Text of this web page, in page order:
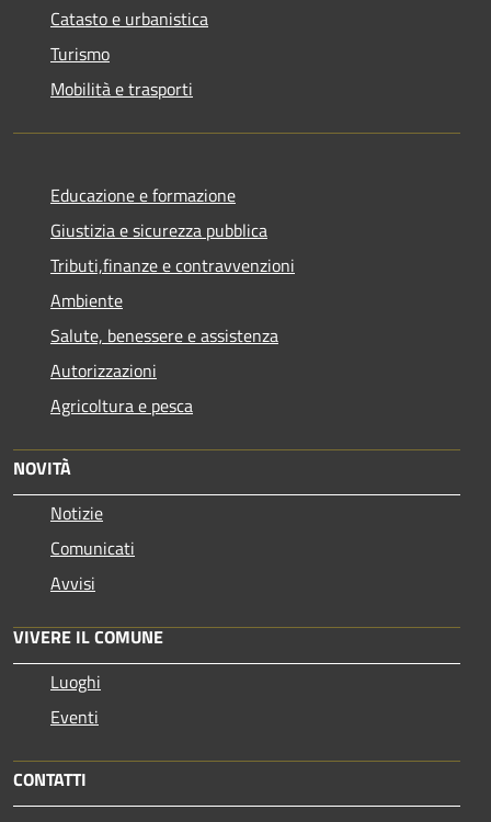
Catasto e urbanistica
Turismo
Mobilità e trasporti
Educazione e formazione
Giustizia e sicurezza pubblica
Tributi,finanze e contravvenzioni
Ambiente
Salute, benessere e assistenza
Autorizzazioni
Agricoltura e pesca
NOVITÀ
Notizie
Comunicati
Avvisi
VIVERE IL COMUNE
Luoghi
Eventi
CONTATTI